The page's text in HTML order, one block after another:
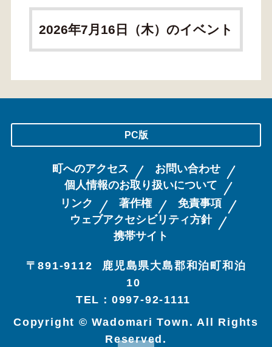
2026年7月16日（木）のイベント
PC版
町へのアクセス
お問い合わせ
個人情報のお取り扱いについて
リンク
著作権
免責事項
ウェブアクセシビリティ方針
携帯サイト
〒891-9112
鹿児島県大島郡和泊町和泊
10
TEL：0997-92-1111
Copyright © Wadomari Town. All Rights
Reserved.